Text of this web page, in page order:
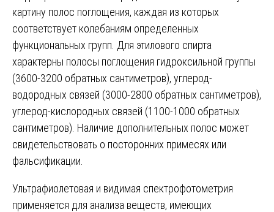
картину полос поглощения, каждая из которых
соответствует колебаниям определенных
функциональных групп. Для этилового спирта
характерны полосы поглощения гидроксильной группы
(3600-3200 обратных сантиметров), углерод-
водородных связей (3000-2800 обратных сантиметров),
углерод-кислородных связей (1100-1000 обратных
сантиметров). Наличие дополнительных полос может
свидетельствовать о посторонних примесях или
фальсификации.
Ультрафиолетовая и видимая спектрофотометрия
применяется для анализа веществ, имеющих